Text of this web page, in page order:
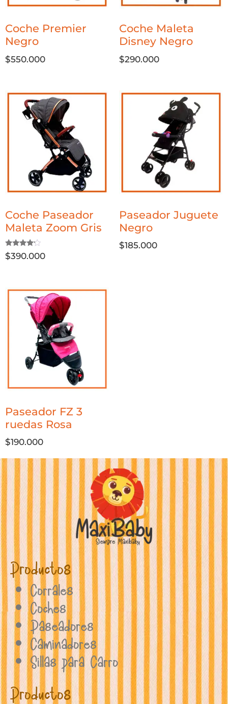
Coche Premier
Negro
$550.000
Coche Maleta
Disney Negro
$290.000
Coche Paseador
Maleta Zoom Gris
Valorado
con
$390.000
Paseador Juguete
Negro
$185.000
Paseador FZ 3
ruedas Rosa
$190.000
Productos
Corrales
Coches
Paseadores
Caminadores
Sillas para Carro
Productos